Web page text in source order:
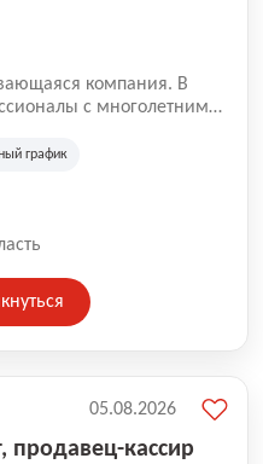
компания. В
с многолетним
опыт позволяют
график
продавец-кассир
05.08.2026